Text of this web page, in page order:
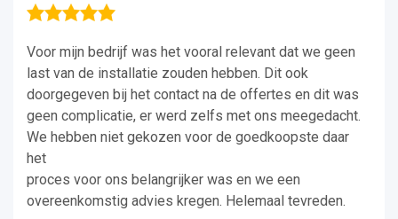
Voor mijn bedrijf was het vooral relevant dat we geen
last van de installatie zouden hebben. Dit ook
doorgegeven bij het contact na de offertes en dit was
geen complicatie, er werd zelfs met ons meegedacht.
We hebben niet gekozen voor de goedkoopste daar
het
proces voor ons belangrijker was en we een
overeenkomstig advies kregen. Helemaal tevreden.